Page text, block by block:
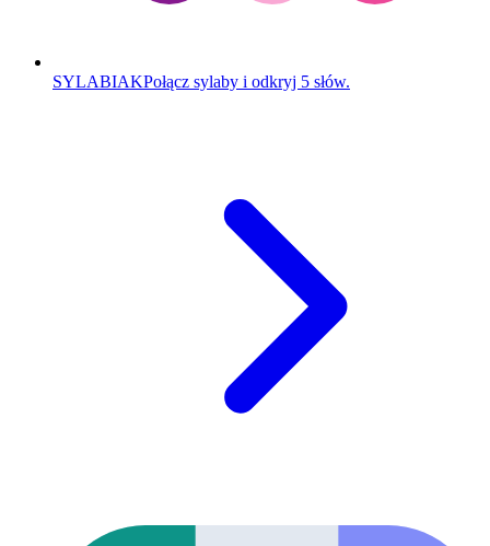
SYLABIAKPołącz sylaby i odkryj 5 słów.